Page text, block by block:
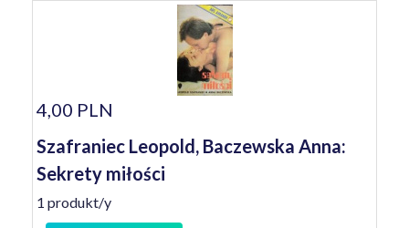
4,00 PLN
Szafraniec Leopold, Baczewska Anna:
Sekrety miłości
1 produkt/y